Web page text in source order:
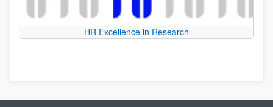
HR Excellence in Research